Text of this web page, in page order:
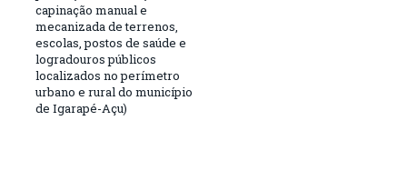
capinação manual e
mecanizada de terrenos,
escolas, postos de saúde e
logradouros públicos
localizados no perímetro
urbano e rural do município
de Igarapé-Açu)